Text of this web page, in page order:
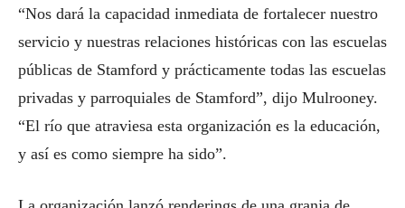
“Nos dará la capacidad inmediata de fortalecer nuestro
servicio y nuestras relaciones históricas con las escuelas
públicas de Stamford y prácticamente todas las escuelas
privadas y parroquiales de Stamford”, dijo Mulrooney.
“El río que atraviesa esta organización es la educación,
y así es como siempre ha sido”.